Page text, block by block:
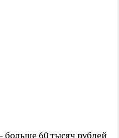
60 тысяч рублей